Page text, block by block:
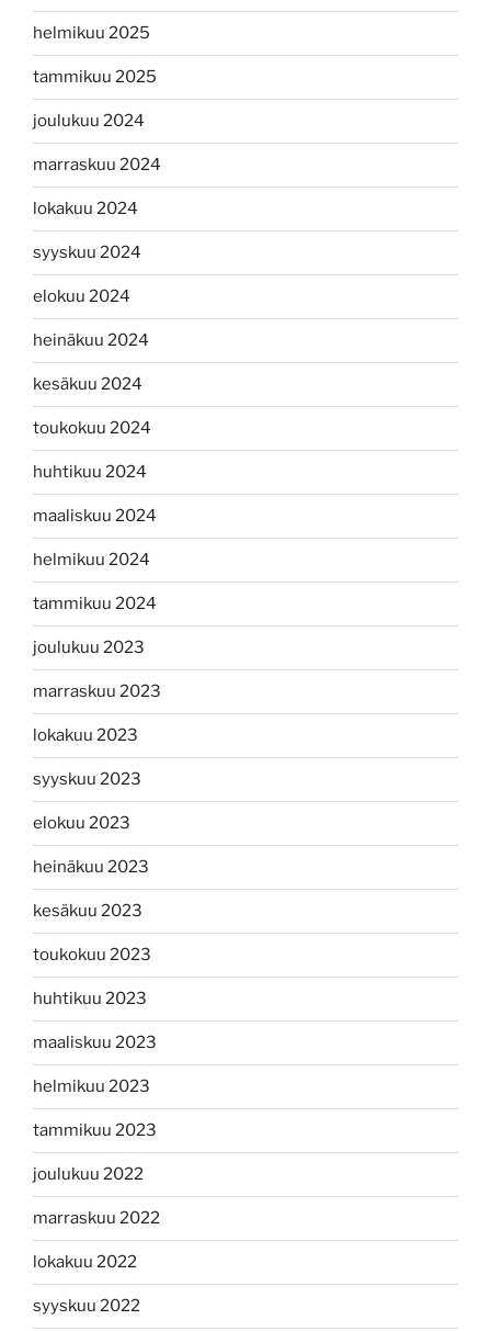
helmikuu 2025
tammikuu 2025
joulukuu 2024
marraskuu 2024
lokakuu 2024
syyskuu 2024
elokuu 2024
heinäkuu 2024
kesäkuu 2024
toukokuu 2024
huhtikuu 2024
maaliskuu 2024
helmikuu 2024
tammikuu 2024
joulukuu 2023
marraskuu 2023
lokakuu 2023
syyskuu 2023
elokuu 2023
heinäkuu 2023
kesäkuu 2023
toukokuu 2023
huhtikuu 2023
maaliskuu 2023
helmikuu 2023
tammikuu 2023
joulukuu 2022
marraskuu 2022
lokakuu 2022
syyskuu 2022